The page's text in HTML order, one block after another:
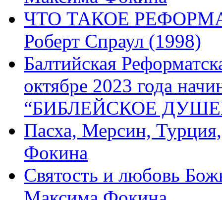
ЧТО ТАКОЕ
Роберт Спраул (1998)
Балтийская
октябре 2023 года
“БИБЛЕЙСКОЕ
Пасха, Мерсин,
Фокина
Святость и любовь